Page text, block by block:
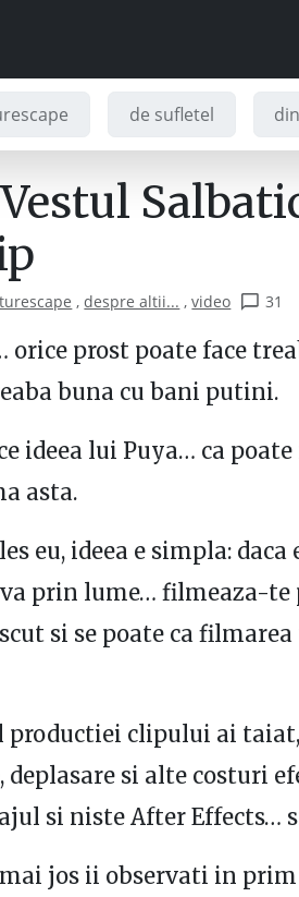
de sufletel
,despre altii... ,video 31
prost poate face
buna cu bani putini.
ideea lui Puya… ca
asta.
eu, ideea e simpla:
prin lume… filmeaza-
si se poate ca
productiei clipului ai
si alte costuri
si niste After Effects…
jos ii observati in